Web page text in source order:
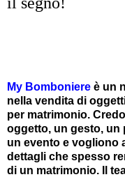
My Bomboniere è un
nella vendita di
per matrimonio.
oggetto, un gesto, un
un evento e vogliono
dettagli che spesso
di un matrimonio. Il